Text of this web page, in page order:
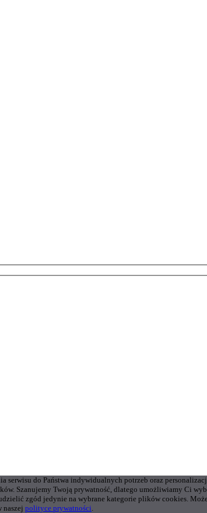
do Państwa indywidualnych potrzeb oraz
Szanujemy Twoją prywatność, dlatego umożliwiamy Ci
zgód jedynie na wybrane kategorie plików cookies.
naszej polityce prywatności